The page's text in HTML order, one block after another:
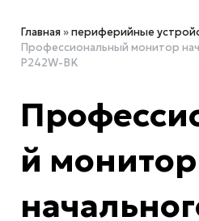
Главная »периферийные
Профессиональный монитор
P242W-BK
й монитор